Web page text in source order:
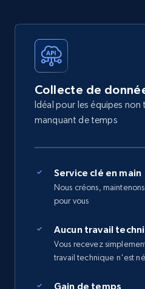
Collecte de
Idéal pour les équipes
manquant de temps
Service clé en main
Nous créons,
pour vous
Aucun travail
Vous recevez
travail technique n'est
Gain de temps